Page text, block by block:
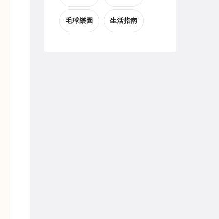
毛球樂園 生活指南